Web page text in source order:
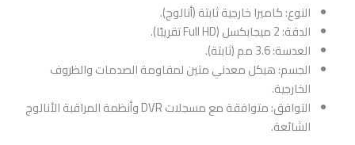
النوع: كاميرا خارجية ثابتة (أنالوج).
الدقة: 2 ميجابكسل (Full HD تقريبًا).
العدسة: 3.6 مم (ثابتة).
الجسم: هيكل معدني متين لمقاومة الصدمات والظروف
الخارجية.
التوافق: متوافقة مع مسجلات DVR وأنظمة المراقبة الأنالوج
الشائعة.